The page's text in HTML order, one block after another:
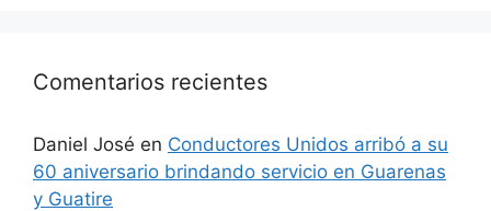
Comentarios recientes
Daniel José en Conductores Unidos arribó a su
60 aniversario brindando servicio en Guarenas
y Guatire